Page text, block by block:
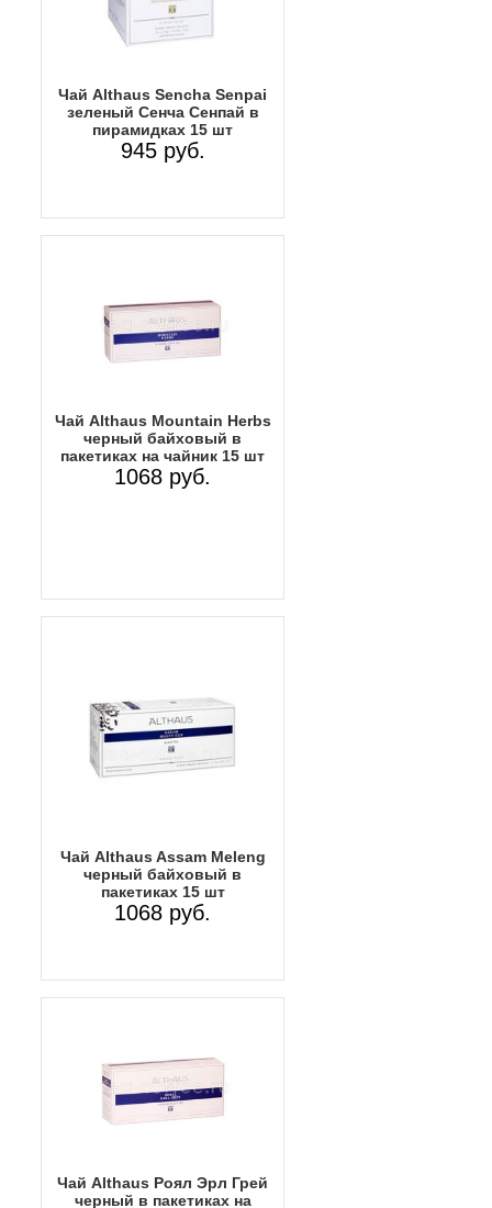
Чай Althaus Sencha Senpai
зеленый Сенча Сенпай в
пирамидках 15 шт
945 руб.
Чай Althaus Mountain Herbs
черный байховый в
пакетиках на чайник 15 шт
1068 руб.
Чай Althaus Assam Meleng
черный байховый в
пакетиках 15 шт
1068 руб.
Чай Althaus Роял Эрл Грей
черный в пакетиках на